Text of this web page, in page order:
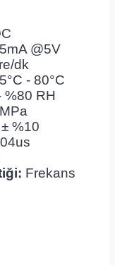
@5V
dk
- 80°C
%80 RH
%10
Frekans